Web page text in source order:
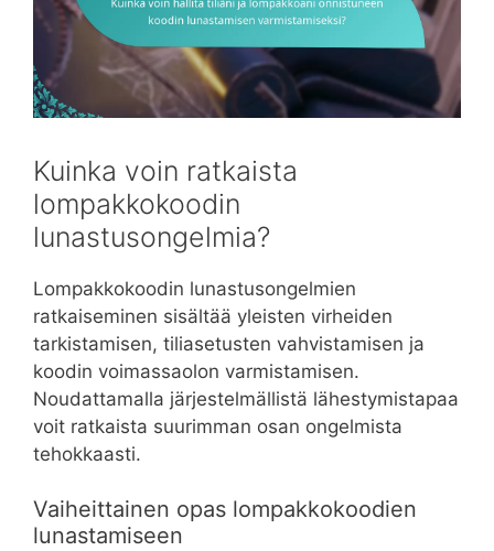
Kuinka voin ratkaista
lompakkokoodin
lunastusongelmia?
Lompakkokoodin lunastusongelmien
ratkaiseminen sisältää yleisten virheiden
tarkistamisen, tiliasetusten vahvistamisen ja
koodin voimassaolon varmistamisen.
Noudattamalla järjestelmällistä lähestymistapaa
voit ratkaista suurimman osan ongelmista
tehokkaasti.
Vaiheittainen opas lompakkokoodien
lunastamiseen